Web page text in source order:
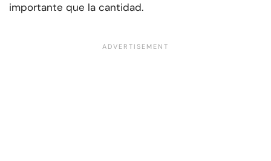
importante que la cantidad.